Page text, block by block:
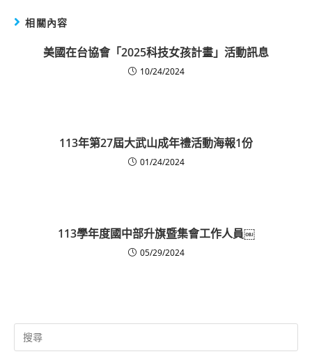
相關內容
美國在台協會「2025科技女孩計畫」活動訊息
10/24/2024
113年第27屆大武山成年禮活動海報1份
01/24/2024
113學年度國中部升旗暨集會工作人員￼
05/29/2024
Search
for: